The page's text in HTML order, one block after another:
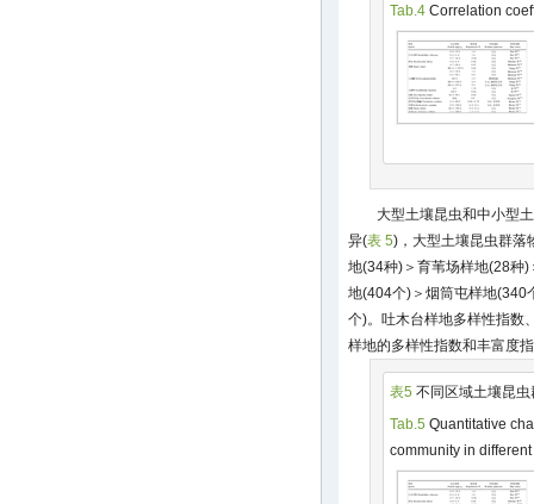
Tab.4 Correlation
大型土壤昆虫和中小型
异(表 5)，大型土壤昆虫群落
地(34种)＞育苇场样地(28种
地(404个)＞烟筒屯样地(340
个)。吐木台样地多样性指数
样地的多样性指数和丰富度
表5 不同区域土壤昆
Tab.5 Quantitative
community in